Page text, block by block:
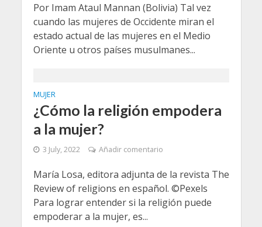
Por Imam Ataul Mannan (Bolivia) Tal vez
cuando las mujeres de Occidente miran el
estado actual de las mujeres en el Medio
Oriente u otros países musulmanes...
MUJER
¿Cómo la religión empodera
a la mujer?
3 July, 2022 Añadir comentario
María Losa, editora adjunta de la revista The
Review of religions en español. ©Pexels
Para lograr entender si la religión puede
empoderar a la mujer, es...